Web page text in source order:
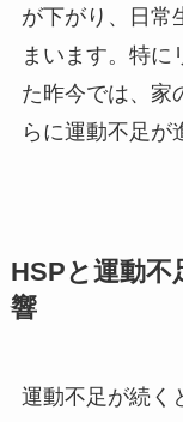
が下がり、日常
まいます。特に
た昨今では、家
らに運動不足が
HSPと運動不
響
運動不足が続く